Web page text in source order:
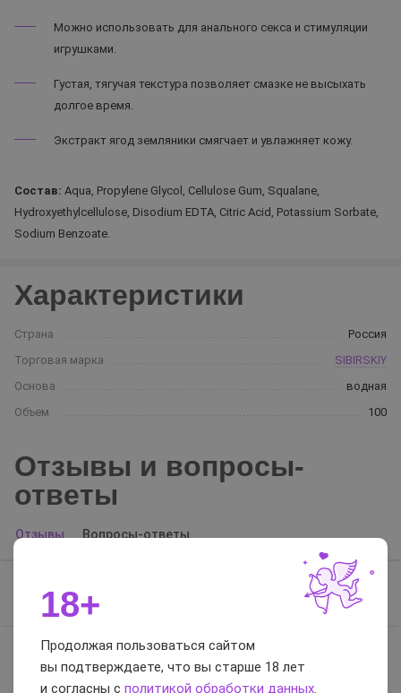
Можно использовать для анального секса и стимуляции
игрушками.
Густая, тягучая текстура позволяет смазке не высыхать
долгое время.
Экстракт ягод земляники смягчает и увлажняет кожу.
Состав: Aqua, Propylene Glycol, Cellulose Gum, Squalane,
Hydroxyethylcellulose, Disodium EDTA, Citric Acid, Potassium Sorbate,
Sodium Benzoate.
Характеристики
Страна
Россия
Торговая марка
SIBIRSKIY
Основа
водная
Объем
100
Отзывы и вопросы-
ответы
Отзывы Вопросы-ответы
Отзывов нет, будьте первым
0 / 5
18+
Продолжая пользоваться сайтом
вы подтверждаете, что вы старше 18 лет
и согласны с политикой обработки данных